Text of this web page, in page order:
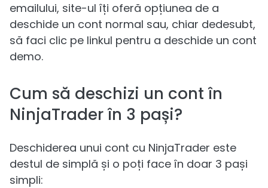
emailului, site-ul îți oferă opțiunea de a
deschide un cont normal sau, chiar dedesubt,
să faci clic pe linkul pentru a deschide un cont
demo.
Cum să deschizi un cont în
NinjaTrader în 3 pași?
Deschiderea unui cont cu NinjaTrader este
destul de simplă și o poți face în doar 3 pași
simpli: